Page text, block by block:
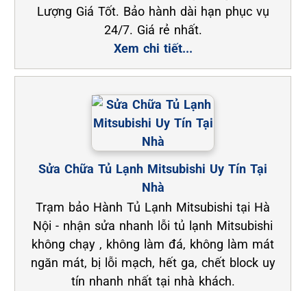
Lượng Giá Tốt. Bảo hành dài hạn phục vụ
24/7. Giá rẻ nhất.
Xem chi tiết...
Sửa Chữa Tủ Lạnh Mitsubishi Uy Tín Tại
Nhà
Trạm bảo Hành Tủ Lạnh Mitsubishi tại Hà
Nội - nhận sửa nhanh lỗi tủ lạnh Mitsubishi
không chạy , không làm đá, không làm mát
ngăn mát, bị lỗi mạch, hết ga, chết block uy
tín nhanh nhất tại nhà khách.